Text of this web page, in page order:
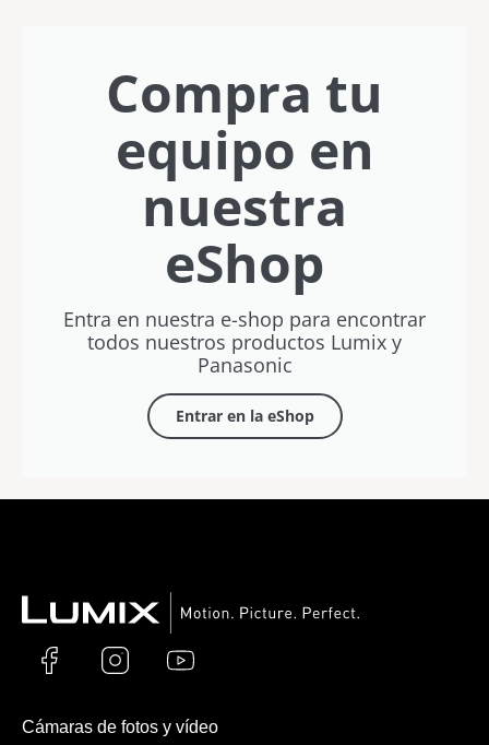
Compra tu
equipo en
nuestra
eShop
Entra en nuestra e-shop para encontrar
todos nuestros productos Lumix y
Panasonic
Entrar en la eShop
Cámaras de fotos y vídeo